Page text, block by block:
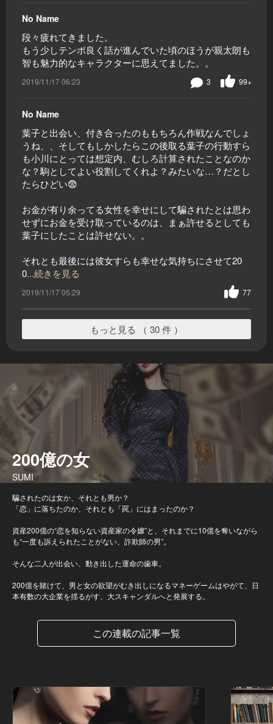
No Name
段々疲れてきました。
もう少しテンポ良く話が進んでいた頃のほうが親太朗も
智も魅力的なキャラクターに思えてました。。
2019/11/17 06:23 99+
3
No Name
葉子と出会い、付き合ったのももちろん作戦なんでしょ
うね、、そしてもしかしたらこの後取る葉子の行動すら
も小川にとっては想定内、むしろ計算されたことなのか
な？駒としてよい役割してくれよ？みたいな…？だとし
たらひどい😨
お金が有り余ってる女性を幸せにして騙されたとは思わ
せずにお金を受け取っているのは、まぁ許せるとしても
葉子にしたことは許せない。。
それとも最後には彼女すらも幸せな気持ちにさせて20
0...続きを見る
2019/11/17 05:29 77
もっと見る （ 30 件 ）
200億の女
SUMI
騙されたのは女か、それとも男か？
「恋」に落ちたのか、それとも「罠」にはまったのか？
資産200億の“恋を知らない資産家の令嬢”と、それまでに10億を奪いながら
も“一度も訴えられたことがない、詐欺師の男”。
そんな二人が出会い、動き出した運命の歯車。
200億を賭けて、男と女の欲望がむき出しになるマネーゲームはやがて、日
本有数の大企業を揺るがす、大スキャンダルへと発展する。
この連載の記事一覧